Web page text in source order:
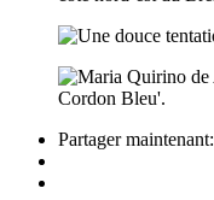
Partager maintenant: